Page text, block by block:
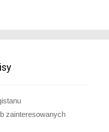
zainteresowanych